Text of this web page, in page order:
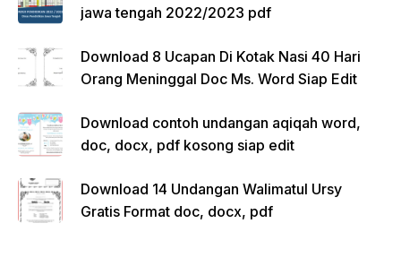
jawa tengah 2022/2023 pdf
Download 8 Ucapan Di Kotak Nasi 40 Hari
Orang Meninggal Doc Ms. Word Siap Edit
Download contoh undangan aqiqah word,
doc, docx, pdf kosong siap edit
Download 14 Undangan Walimatul Ursy
Gratis Format doc, docx, pdf